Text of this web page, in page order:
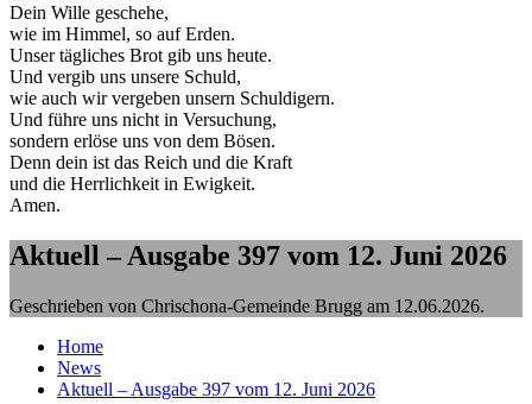
Dein Wille geschehe,
wie im Himmel, so auf Erden.
Unser tägliches Brot gib uns heute.
Und vergib uns unsere Schuld,
wie auch wir vergeben unsern Schuldigern.
Und führe uns nicht in Versuchung,
sondern erlöse uns von dem Bösen.
Denn dein ist das Reich und die Kraft
und die Herrlichkeit in Ewigkeit.
Amen.
Aktuell – Ausgabe 397 vom 12. Juni 2026
Geschrieben von Chrischona-Gemeinde Brugg am 12.06.2026.
Home
News
Aktuell – Ausgabe 397 vom 12. Juni 2026